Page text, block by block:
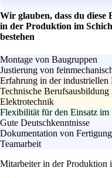
Wir glauben, dass du
in der Produktion im
bestehen
Montage von Baugruppen
Justierung von
Erfahrung in der industriellen
Technische
Elektrotechnik
Flexibilität für den Einsatz im
Gute Deutschkenntnisse
Dokumentation von
Teamarbeit
Mitarbeiter in der Produktion